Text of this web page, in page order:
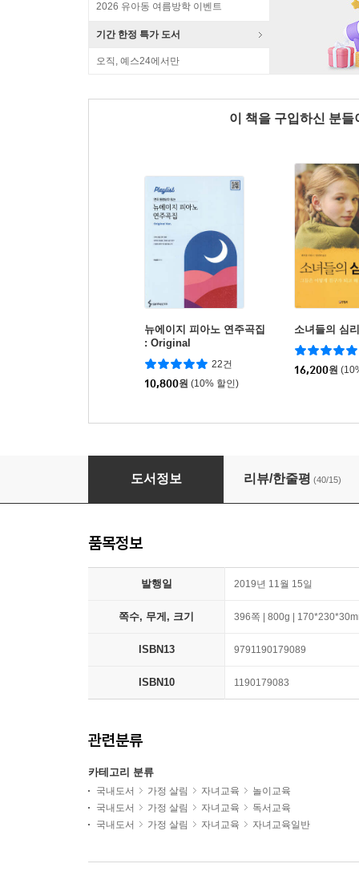
2026 유아동 여름방학 이벤트
기간 한정 특가 도서
오직, 예스24에서만
이 책을 구입하신 분
뉴에이지 피아노 연주곡집
: Original
22건
10,800원 (10% 할인)
소녀들의 심
16,200원
꿈꾸는 아이의 그림책 놀이
도서정보 리뷰/한줄평 (40/15)
품목정보
발행일 2019년 11월 15일
쪽수, 무게, 크기 396쪽 | 800g |
ISBN13 9791190179089
ISBN10 1190179083
관련분류
카테고리 분류
국내도서 가정 살림 자녀교육
놀이교육
국내도서
가정 살림 자녀교육
독서교육
국내도서
가정 살림 자녀교육 자녀교육일반